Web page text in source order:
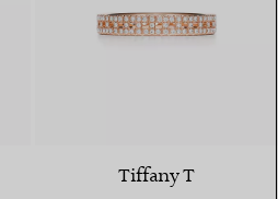
Tiffany T